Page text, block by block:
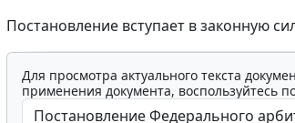
Постановление вступает в законную
Для просмотра актуального текста
применения документа, воспользуйтесь